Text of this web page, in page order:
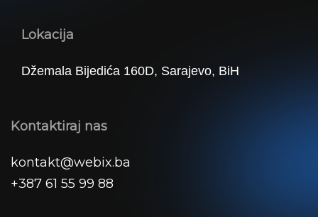
Lokacija
Džemala Bijedića 160D, Sarajevo, BiH
Kontaktiraj nas
kontakt@webix.ba
+387 61 55 99 88